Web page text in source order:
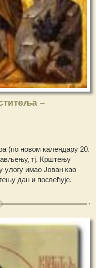
–
(по новом календару 20.
тј. Крштењу
улогу имао Јован као
дан и посвећује.